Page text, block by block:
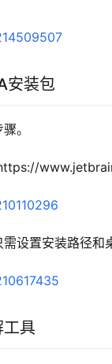
安装包
。
设置安装路径和
具